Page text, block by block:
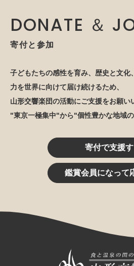
DONATE ＆
寄付と参加
子どもたちの感性を育み、歴史と文化
力を世界に向けて届け続けるため、
山形交響楽団の活動にご支援をお願い
"東京一極集中"から"個性豊かな地域
寄付で支援
鑑賞会員になって